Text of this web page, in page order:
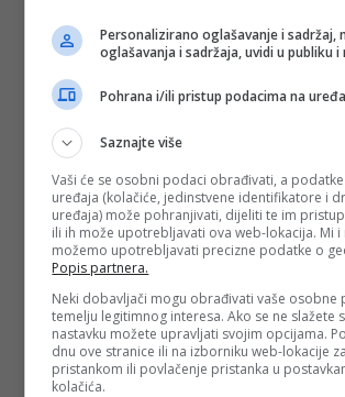
Personalizirano oglašavanje i sadržaj,
oglašavanja i sadržaja, uvidi u publiku
Pohrana i/ili pristup podacima na
Saznajte više
Vaši će se osobni podaci obrađivati, a
uređaja (kolačiće, jedinstvene identifikatore i
uređaja) može pohranjivati, dijeliti te im
ili ih može upotrebljavati ova web-lokacija. Mi
možemo upotrebljavati precizne podatke o
Popis partnera.
Neki dobavljači mogu obrađivati vaše osobne
temelju legitimnog interesa. Ako se ne slažete
nastavku možete upravljati svojim opcijama.
dnu ove stranice ili na izborniku web-lokacije
pristankom ili povlačenje pristanka u
kolačića.